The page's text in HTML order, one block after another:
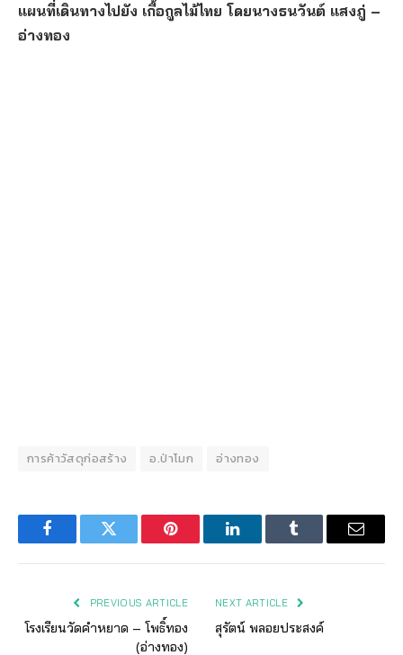
แผนที่เดินทางไปยัง เกื้อกูลไม้ไทย โดยนางธนวันต์ แสงภู่ –
อ่างทอง
การค้าวัสดุก่อสร้าง อ.ป่าโมก อ่างทอง
FacebookTwitter Pinterest LinkedInTumblr Email
PREVIOUS ARTICLE
โรงเรียนวัดคำหยาด – โพธิ์ทอง
(อ่างทอง)
NEXT ARTICLE
สุรัตน์ พลอยประสงค์